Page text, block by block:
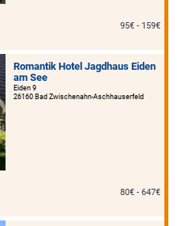
95€ - 159€
Romantik Hotel Jagdhaus Eiden
am See
Eiden 9
26160 Bad Zwischenahn-Aschhauserfeld
80€ - 647€